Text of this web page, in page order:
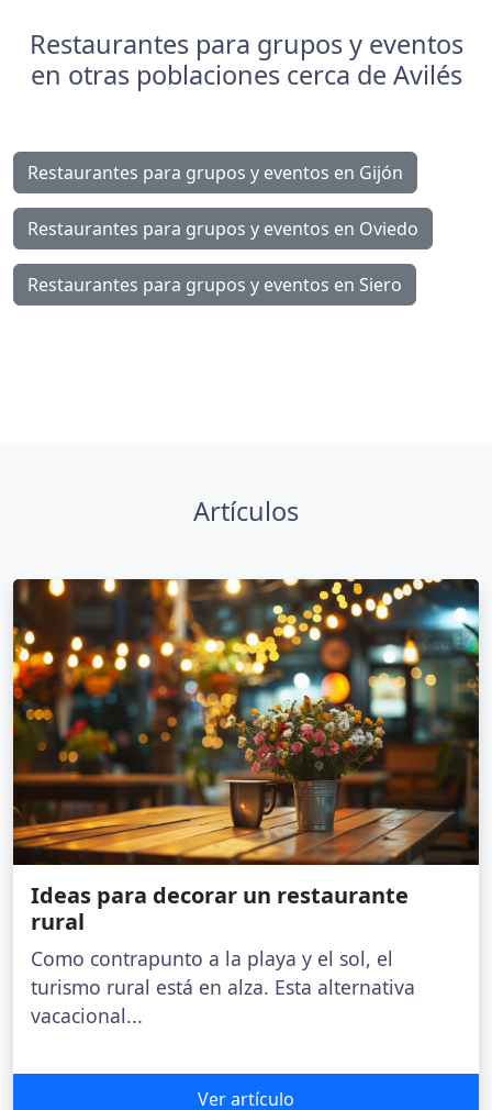
Restaurantes para grupos y eventos
en otras poblaciones cerca de Avilés
Restaurantes para grupos y eventos en Gijón
Restaurantes para grupos y eventos en Oviedo
Restaurantes para grupos y eventos en Siero
Artículos
Ideas para decorar un restaurante
rural
Como contrapunto a la playa y el sol, el
turismo rural está en alza. Esta alternativa
vacacional...
Ver artículo